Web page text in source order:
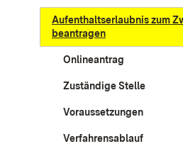
Aufenthaltserlaubnis zum
beantragen
Onlineantrag
Zuständige Stelle
Voraussetzungen
Verfahrensablauf